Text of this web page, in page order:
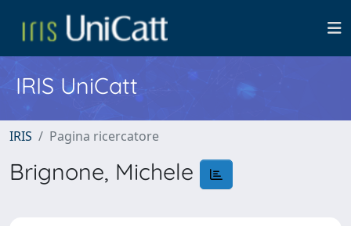
IRIS UniCatt
IRIS Pagina ricercatore
Brignone, Michele